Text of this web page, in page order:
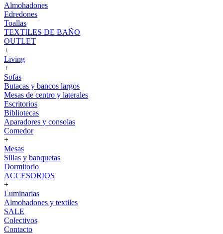
Almohadones
Edredones
Toallas
TEXTILES DE BAÑO
OUTLET
+
Living
+
Sofas
Butacas y bancos largos
Mesas de centro y laterales
Escritorios
Bibliotecas
Aparadores y consolas
Comedor
+
Mesas
Sillas y banquetas
Dormitorio
ACCESORIOS
+
Luminarias
Almohadones y textiles
SALE
Colectivos
Contacto